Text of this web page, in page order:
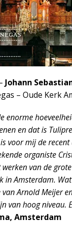
Johann
– Oude Kerk
enorme
en dat is
voor mij de
organiste
werken van de
in Amsterdam.
Arnold Meijer
van hoog niveau.
Amsterdam